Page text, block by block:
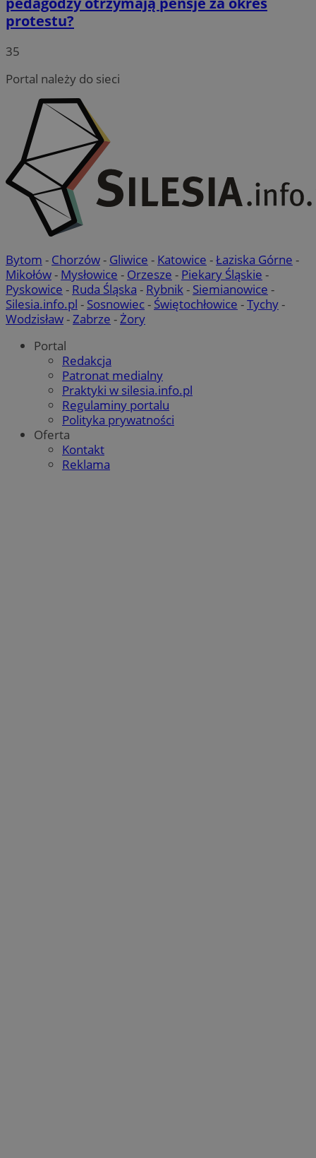
protestu?
35
Portal należy do sieci
Bytom - Chorzów- Gliwice - Katowice -Łaziska Górne -
Mikołów- Mysłowice - Orzesze - Piekary Śląskie -
Pyskowice - Ruda Śląska - Rybnik- Siemianowice -
Silesia.info.pl - Sosnowiec- Świętochłowice -Tychy-
Wodzisław-Zabrze -Żory
Portal
Redakcja
Patronat medialny
Praktyki w silesia.info.pl
Regulaminy portalu
Polityka prywatności
Oferta
Kontakt
Reklama